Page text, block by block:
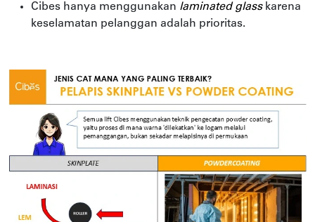
Cibes hanya menggunakan laminated glasskarena
keselamatan pelanggan adalah prioritas.